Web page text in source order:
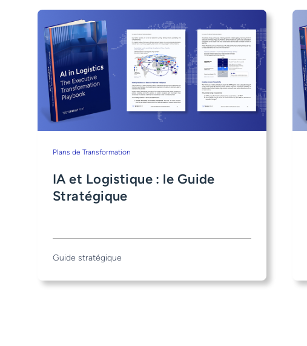
Plans de Transformation
IA et Logistique : le Guide
Stratégique
Guide stratégique